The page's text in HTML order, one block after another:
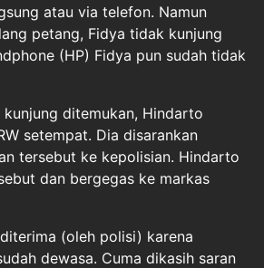
atau via telefon. Namun
petang, Fidya tidak kunjung
(HP) Fidya pun sudah tidak
ditemukan, Hindarto
setempat. Dia disarankan
tersebut ke kepolisian. Hindarto
dan bergegas ke markas
(oleh polisi) karena
dewasa. Cuma dikasih saran